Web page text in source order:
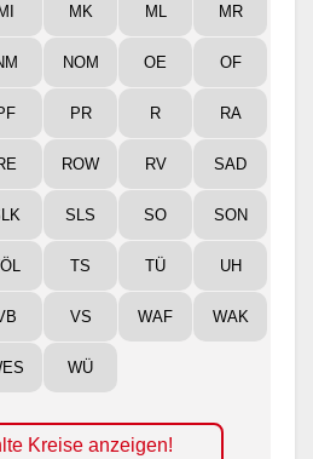
MI MK ML MR
NOM OE OF
PR R RA
ROW RV SAD
SLS SO SON
TS TÜ UH
VS WAF WAK
WÜ
Kreise anzeigen!